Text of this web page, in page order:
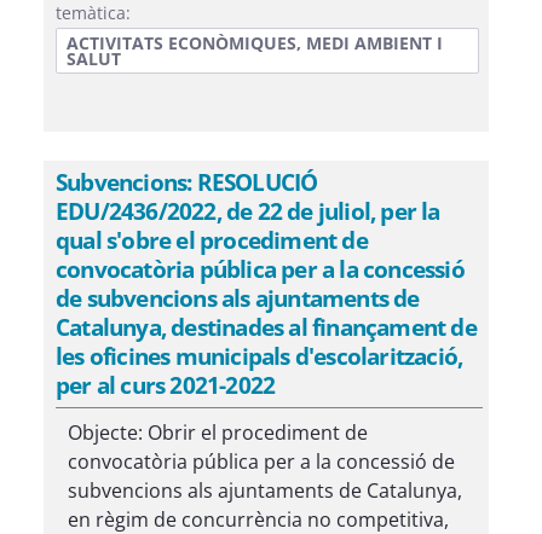
temàtica:
ACTIVITATS ECONÒMIQUES, MEDI AMBIENT I
SALUT
Subvencions: RESOLUCIÓ
EDU/2436/2022, de 22 de juliol, per la
qual s'obre el procediment de
convocatòria pública per a la concessió
de subvencions als ajuntaments de
Catalunya, destinades al finançament de
les oficines municipals d'escolarització,
per al curs 2021-2022
Objecte: Obrir el procediment de
convocatòria pública per a la concessió de
subvencions als ajuntaments de Catalunya,
en règim de concurrència no competitiva,